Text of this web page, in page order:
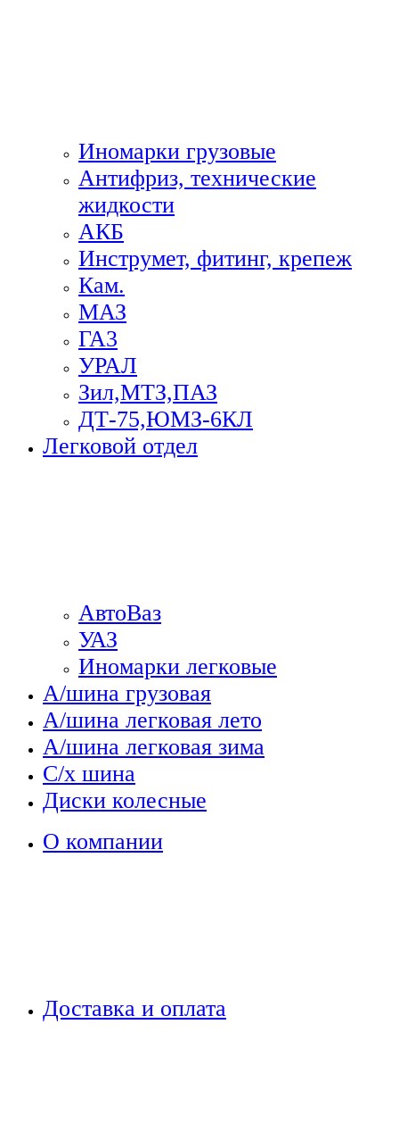
Иномарки грузовые
Антифриз, технические
жидкости
АКБ
Инструмет, фитинг, крепеж
Кам.
МАЗ
ГА3
УРАЛ
Зил,МТЗ,ПАЗ
ДТ-75,ЮМЗ-6КЛ
Легковой отдел
АвтоВаз
УАЗ
Иномарки легковые
А/шина грузовая
А/шина легковая лето
А/шина легковая зима
С/х шина
Диски колесные
О компании
Доставка и оплата